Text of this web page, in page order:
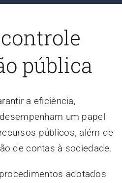
pública
a eficiência,
um papel
públicos, além de
de contas à sociedade.
adotados